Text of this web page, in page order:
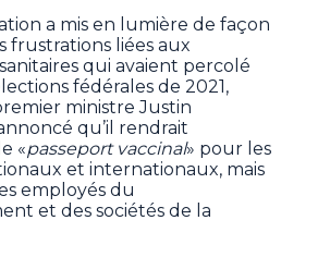
a mis en lumière de façon
frustrations liées aux
qui avaient percolé
fédérales de 2021,
ministre Justin
qu’il rendrait
«passeport vaccinal» pour les
et internationaux, mais
employés du
et des sociétés de la